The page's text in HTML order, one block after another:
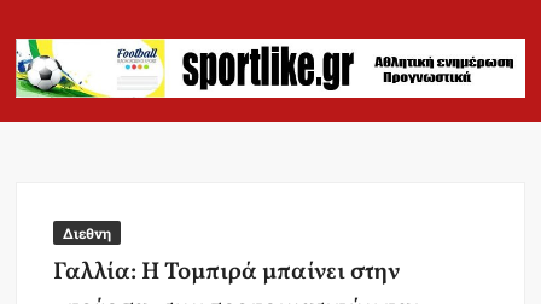
Διεθνη
Γαλλία: Η Τομπιρά μπαίνει στην